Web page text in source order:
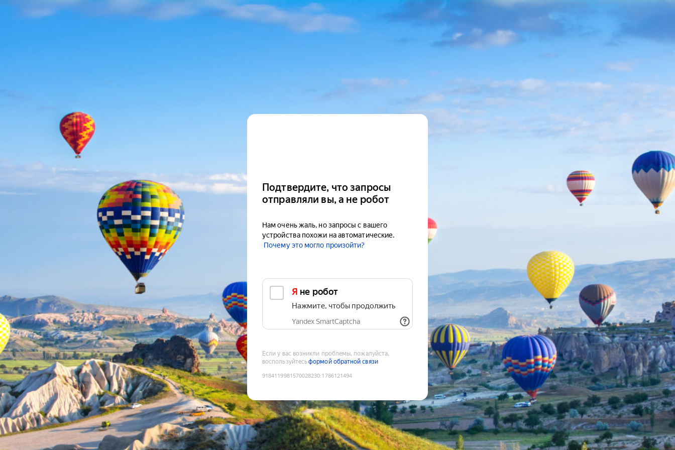
Подтвердите, что запросы
отправляли вы, а не робот
Нам очень жаль, но запросы с вашего
устройства похожи на автоматические.
Почему это могло произойти?
Я не робот
Нажмите, чтобы продолжить
Yandex SmartCaptcha
Если у вас возникли проблемы, пожалуйста,
воспользуйтесьформой обратной связи
9184119981570028230:1786121494